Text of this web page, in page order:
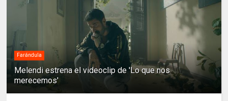
Farándula
Melendi estrena el videoclip de 'Lo que nos
merecemos'